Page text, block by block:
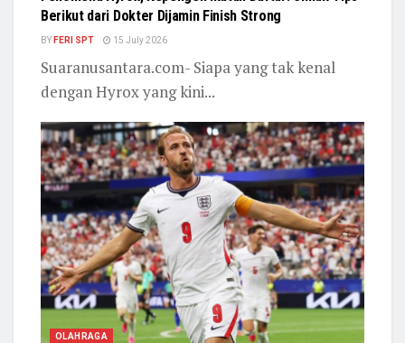
Berikut dari Dokter Dijamin Finish Strong
BY FERI SPT 15 July 2026
Suaranusantara.com- Siapa yang tak kenal
dengan Hyrox yang kini...
OLAHRAGA